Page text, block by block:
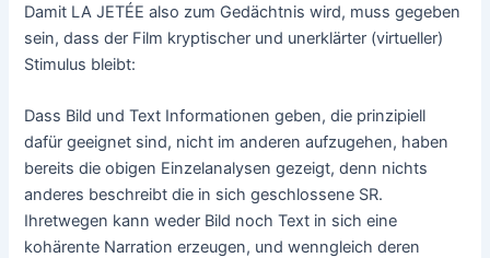
Damit LA JETÉE also zum Gedächtnis wird, muss gegeben
sein, dass der Film kryptischer und unerklärter (virtueller)
Stimulus bleibt:
Dass Bild und Text Informationen geben, die prinzipiell
dafür geeignet sind, nicht im anderen aufzugehen, haben
bereits die obigen Einzelanalysen gezeigt, denn nichts
anderes beschreibt die in sich geschlossene SR.
Ihretwegen kann weder Bild noch Text in sich eine
kohärente Narration erzeugen, und wenngleich deren